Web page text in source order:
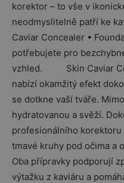
korektor – to vše v
neodmyslitelně patří ke
Caviar Concealer •
potřebujete pro
vzhled. Skin Caviar
nabízí okamžitý efekt
se dotkne vaší tváře.
hydratovanou a svěží.
profesionálního
tmavé kruhy pod očima a
Oba přípravky podporují
výtažku z kaviáru a